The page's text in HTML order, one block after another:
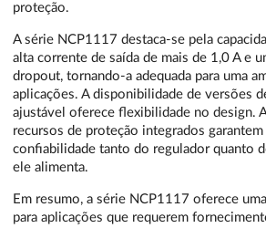
proteção.
A série NCP1117 destaca-se pela
alta corrente de saída de mais de 1,0 A e
dropout, tornando-a adequada para uma
aplicações. A disponibilidade de versões
ajustável oferece flexibilidade no design.
recursos de proteção integrados
confiabilidade tanto do regulador quanto
ele alimenta.
Em resumo, a série NCP1117 oferece
para aplicações que requerem